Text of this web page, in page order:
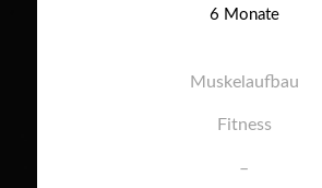
6 Monate
Muskelaufbau
Fitness
–